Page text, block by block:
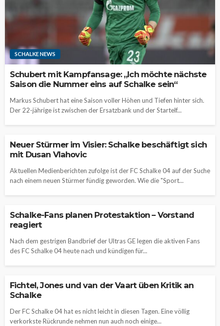
SCHALKE NEWS
Schubert mit Kampfansage: „Ich möchte nächste
Saison die Nummer eins auf Schalke sein“
Markus Schubert hat eine Saison voller Höhen und Tiefen hinter sich.
Der 22-jährige ist zwischen der Ersatzbank und der Startelf...
Neuer Stürmer im Visier: Schalke beschäftigt sich
mit Dusan Vlahovic
Aktuellen Medienberichten zufolge ist der FC Schalke 04 auf der Suche
nach einem neuen Stürmer fündig geworden. Wie die "Sport...
Schalke-Fans planen Protestaktion – Vorstand
reagiert
Nach dem gestrigen Bandbrief der Ultras GE legen die aktiven Fans
des FC Schalke 04 heute nach und kündigen für...
Fichtel, Jones und van der Vaart üben Kritik an
Schalke
Der FC Schalke 04 hat es nicht leicht in diesen Tagen. Eine völlig
verkorkste Rückrunde nehmen nun auch noch einige...